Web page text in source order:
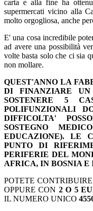
carta e alla fine ha
supermercati vicino alla
molto orgogliosa, anche
E' una cosa incredibile
ad avere una possibilità
volte basta solo che ci sia
non mollare.
QUEST'ANNO LA
DI FINANZIARE UN
SOSTENERE 5
POLIFUNZIONALI
DIFFICOLTA'
SOSTEGNO
EDUCAZIONE). LE
PUNTO DI
PERIFERIE DEL
AFRICA, IN BOSNIA
POTETE
OPPURE CON 2 O 5
IL NUMERO UNICO